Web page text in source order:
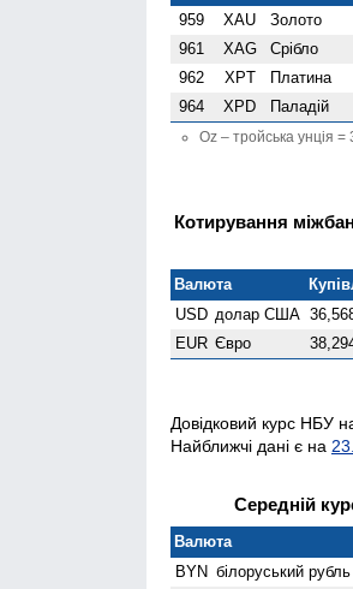
959
XAU Золото
961 XAG Срібло
962 XPT Платина
964 XPD Паладій
Oz – тройська унція
Котирування
Валюта
USD долар США
EUR Євро
Довідковий курс НБУ
Найближчі дані є на
Середній
Валюта
BYN білоруський рубль